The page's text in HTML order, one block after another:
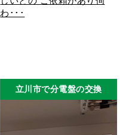
わ･･･
立川市で分電盤の交換